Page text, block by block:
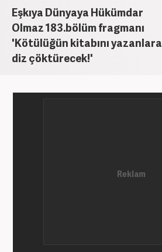
Eşkıya Dünyaya Hükümdar
Olmaz 183.bölüm fragmanı
'Kötülüğün kitabını yazanlara
diz çöktürecek!'